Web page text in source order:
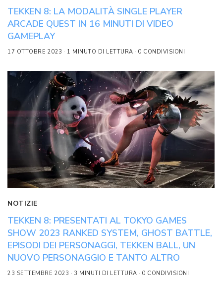
TEKKEN 8: LA MODALITÀ SINGLE PLAYER
ARCADE QUEST IN 16 MINUTI DI VIDEO
GAMEPLAY
17 OTTOBRE 2023 1 MINUTO DI LETTURA 0 CONDIVISIONI
NOTIZIE
TEKKEN 8: PRESENTATI AL TOKYO GAMES
SHOW 2023 RANKED SYSTEM, GHOST BATTLE,
EPISODI DEI PERSONAGGI, TEKKEN BALL, UN
NUOVO PERSONAGGIO E TANTO ALTRO
23 SETTEMBRE 2023 3 MINUTI DI LETTURA 0 CONDIVISIONI